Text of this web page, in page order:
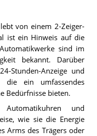
von einem 2-Zeiger-
ist ein Hinweis auf die
sind im
bekannt. Darüber
Stunden-Anzeige und
die ein umfassendes
Bedürfnisse bieten.
und
wie sie die Energie
Arms des Trägers oder